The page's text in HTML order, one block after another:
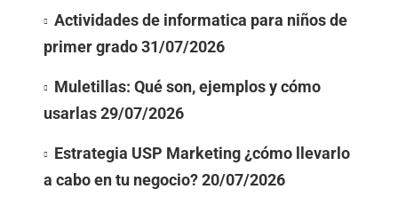
Actividades de informatica para niños de
primer grado31/07/2026
Muletillas: Qué son, ejemplos y cómo
usarlas29/07/2026
Estrategia USP Marketing ¿cómo llevarlo
a cabo en tu negocio?20/07/2026